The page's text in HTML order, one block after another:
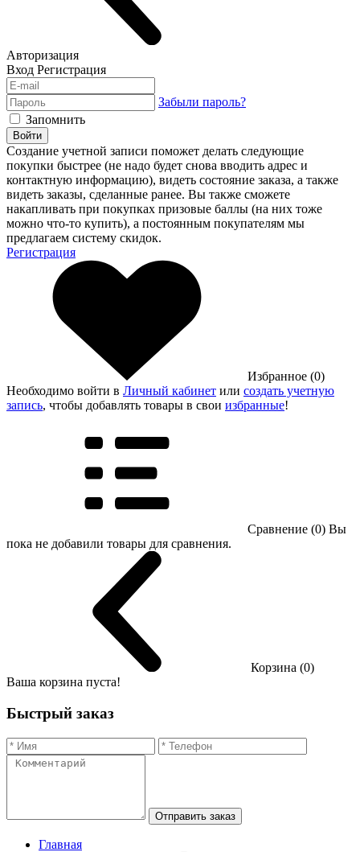
Авторизация
Вход Регистрация
Забыли пароль?
Запомнить
Войти
Создание учетной записи поможет делать следующие
покупки быстрее (не надо будет снова вводить адрес и
контактную информацию), видеть состояние заказа, а также
видеть заказы, сделанные ранее. Вы также сможете
накапливать при покупках призовые баллы (на них тоже
можно что-то купить), а постоянным покупателям мы
предлагаем систему скидок.
Регистрация
Избранное (0)
Необходимо войти в Личный кабинет или создать учетную
запись, чтобы добавлять товары в свои избранные!
Сравнение (0) Вы
пока не добавили товары для сравнения.
Корзина (0)
Ваша корзина пуста!
Быстрый заказ
Отправить заказ
Главная